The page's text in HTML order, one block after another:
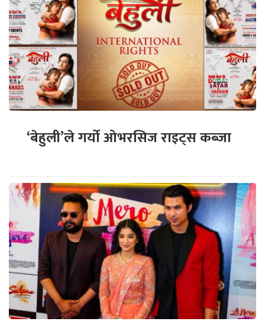
‘बेहुली’ले गर्यो ओभरसिज राइट्स कब्जा